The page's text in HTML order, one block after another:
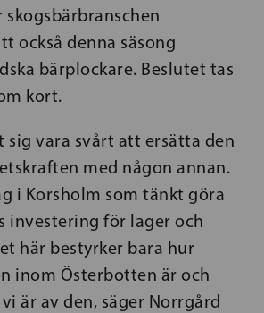
skogsbärbranschen
också denna säsong
bärplockare. Beslutet tas
kort.
sig vara svårt att ersätta den
med någon annan.
i Korsholm som tänkt göra
investering för lager och
här bestyrker bara hur
inom Österbotten är och
är av den, säger Norrgård